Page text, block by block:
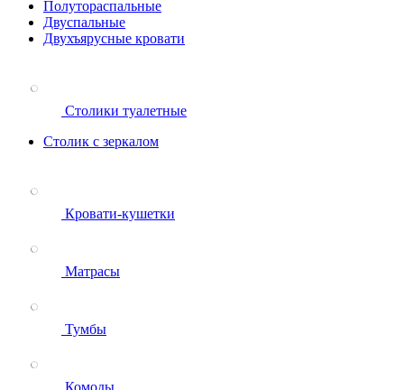
Полутораспальные
Двуспальные
Двухъярусные кровати
Столики туалетные
Столик с зеркалом
Кровати-кушетки
Матрасы
Тумбы
Комоды